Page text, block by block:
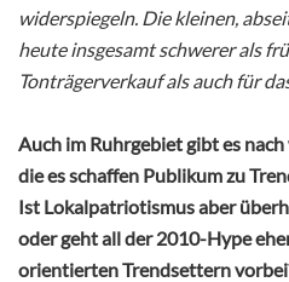
widerspiegeln. Die kleinen,
heute insgesamt schwerer als
Tonträgerverkauf als auch für
Auch im Ruhrgebiet gibt es
die es schaffen Publikum zu
Ist Lokalpatriotismus aber
oder geht all der 2010-Hype
orientierten Trendsettern